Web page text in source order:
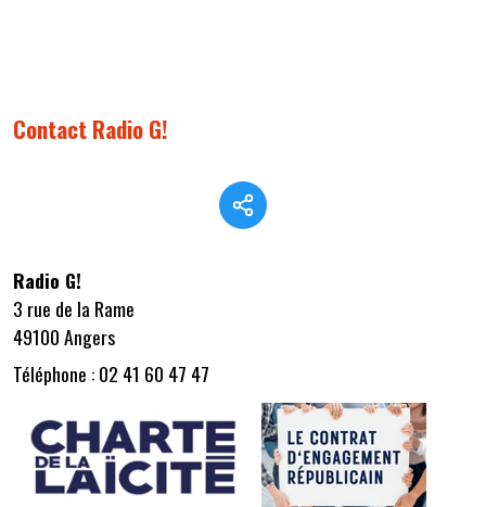
Contact Radio G!
Radio G!
3 rue de la Rame
49100 Angers
Téléphone : 02 41 60 47 47